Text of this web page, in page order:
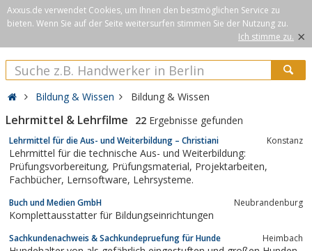
Axxus.de verwendet Cookies, um Ihnen den bestmöglichen Service zu
bieten. Wenn Sie auf der Seite weitersurfen stimmen Sie der Nutzung zu.
Ich stimme zu. ×
Bildung & Wissen Bildung & Wissen
Lehrmittel & Lehrfilme 22 Ergebnisse gefunden
Lehrmittel für die Aus- und Weiterbildung – Christiani Konstanz
Lehrmittel für die technische Aus- und Weiterbildung:
Prüfungsvorbereitung, Prüfungsmaterial, Projektarbeiten,
Fachbücher, Lernsoftware, Lehrsysteme.
Buch und Medien GmbH Neubrandenburg
Komplettausstatter für Bildungseinrichtungen
Sachkundenachweis & Sachkundepruefung für Hunde Heimbach